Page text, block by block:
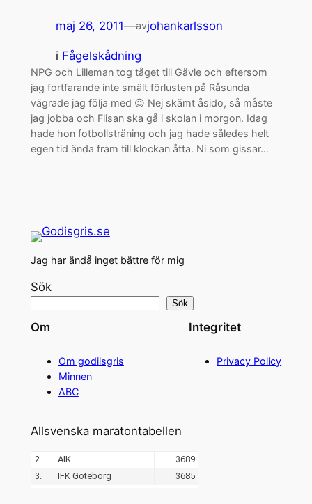
maj 26, 2011—avjohankarlsson
i Fågelskådning
NPG och Lilleman tog tåget till Gävle och eftersom
jag fortfarande inte smält förlusten på Råsunda
vägrade jag följa med 😉 Nej skämt åsido, så måste
jag jobba och Flisan ska gå i skolan i morgon. Idag
hade hon fotbollsträning och jag hade således helt
egen tid ända fram till klockan åtta. Ni som gissar…
Jag har ändå inget bättre för mig
Sök
Sök
Om
Om godiisgris
Minnen
ABC
Integritet
Privacy Policy
Allsvenska maratontabellen